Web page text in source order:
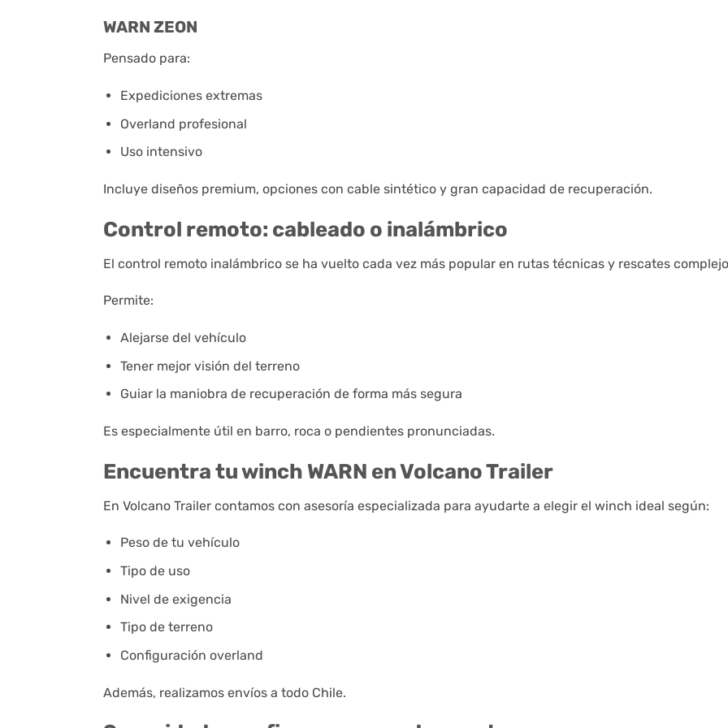
WARN ZEON
Pensado para:
Expediciones extremas
Overland profesional
Uso intensivo
Incluye diseños premium, opciones con cable sintético y gran capacidad de recuperación.
Control remoto: cableado o inalámbrico
El control remoto inalámbrico se ha vuelto cada vez más popular en rutas técnicas y rescates
Permite:
Alejarse del vehículo
Tener mejor visión del terreno
Guiar la maniobra de recuperación de forma más segura
Es especialmente útil en barro, roca o pendientes pronunciadas.
Encuentra tu winch WARN en Volcano Trailer
En Volcano Trailer contamos con asesoría especializada para ayudarte a elegir el winch ideal según:
Peso de tu vehículo
Tipo de uso
Nivel de exigencia
Tipo de terreno
Configuración overland
Además, realizamos envíos a todo Chile.